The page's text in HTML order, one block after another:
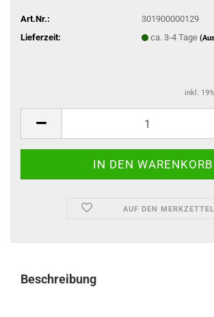
Art.Nr.:
301900000129
Lieferzeit:
ca. 3-4 Tage
inkl.
AUF DEN MERKZETTEL
Beschreibung